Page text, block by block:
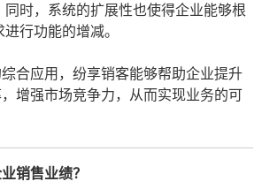
时，系统的扩展性也使得企业能够根
行功能的增减。
合应用，纷享销客能够帮助企业提升
增强市场竞争力，从而实现业务的可
销售业绩？